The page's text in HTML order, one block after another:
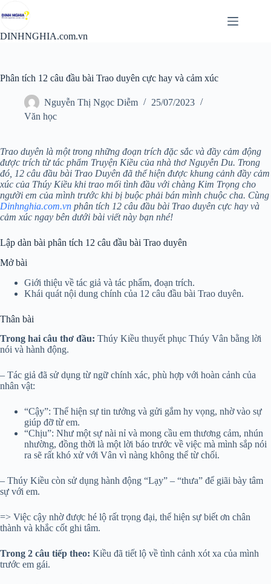
đến
nội
DINHNGHIA.com.vn
Phân tích 12 câu đầu bài Trao duyên cực hay và cảm xúc
Nguyễn Thị Ngọc Diễm
25/07/2023
Văn học
Trao duyên là một trong những đoạn trích đặc sắc và đầy cảm động
được trích từ tác phẩm Truyện Kiều của nhà thơ Nguyễn Du. Trong
đó, 12 câu đầu bài Trao Duyên đã thể hiện được khung cảnh đầy cảm
xúc của Thúy Kiều khi trao mối tình đầu với chàng Kim Trọng cho
người em của mình trước khi bị buộc phải bán mình chuộc cha. Cùng
Dinhnghia.com.vn phân tích 12 câu đầu bài Trao duyên cực hay và
cảm xúc ngay bên dưới bài viết này bạn nhé!
Lập dàn bài phân tích 12 câu đầu bài Trao duyên
Mở bài
Giới thiệu về tác giả và tác phẩm, đoạn trích.
Khái quát nội dung chính của 12 câu đầu bài Trao duyên.
Thân bài
Trong hai câu thơ đầu: Thúy Kiều thuyết phục Thúy Vân bằng lời
nói và hành động.
– Tác giả đã sử dụng từ ngữ chính xác, phù hợp với hoàn cảnh của
nhân vật:
“Cậy”: Thể hiện sự tin tưởng và gửi gắm hy vọng, nhờ vào sự
giúp đỡ từ em.
“Chịu”: Như một sự nài nỉ và mong cầu em thương cảm, nhún
nhường, đồng thời là một lời báo trước về việc mà mình sắp nói
ra sẽ rất khó xử với Vân vì nàng không thể từ chối.
– Thúy Kiều còn sử dụng hành động “Lạy” – “thưa” để giãi bày tâm
sự với em.
=> Việc cậy nhờ được hé lộ rất trọng đại, thể hiện sự biết ơn chân
thành và khắc cốt ghi tâm.
Trong 2 câu tiếp theo: Kiều đã tiết lộ về tình cảnh xót xa của mình
trước em gái.